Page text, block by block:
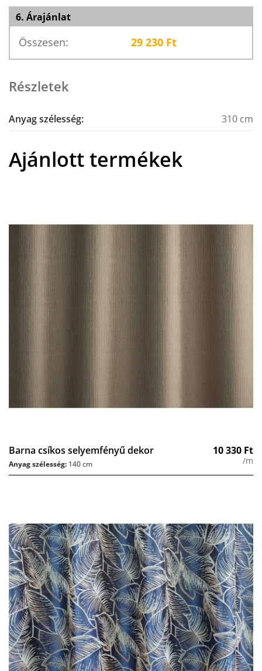
6. Árajánlat
Összesen: 29 230 Ft
Részletek
Anyag szélesség: 310 cm
Ajánlott termékek
Barna csíkos selyemfényű dekor 10 330 Ft
/m
Anyag szélesség: 140 cm